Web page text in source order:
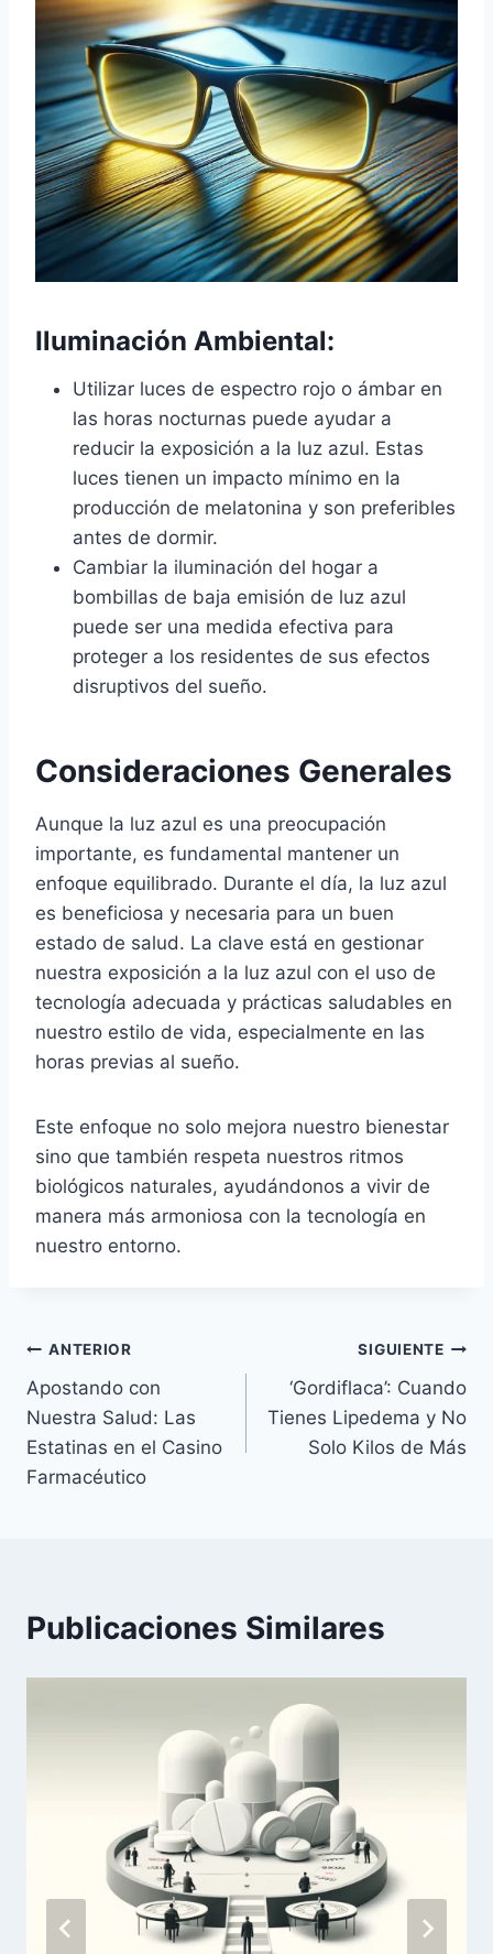
Iluminación Ambiental:
Utilizar luces de espectro rojo o ámbar en
las horas nocturnas puede ayudar a
reducir la exposición a la luz azul. Estas
luces tienen un impacto mínimo en la
producción de melatonina y son preferibles
antes de dormir.
Cambiar la iluminación del hogar a
bombillas de baja emisión de luz azul
puede ser una medida efectiva para
proteger a los residentes de sus efectos
disruptivos del sueño.
Consideraciones Generales
Aunque la luz azul es una preocupación
importante, es fundamental mantener un
enfoque equilibrado. Durante el día, la luz azul
es beneficiosa y necesaria para un buen
estado de salud. La clave está en gestionar
nuestra exposición a la luz azul con el uso de
tecnología adecuada y prácticas saludables en
nuestro estilo de vida, especialmente en las
horas previas al sueño.
Este enfoque no solo mejora nuestro bienestar
sino que también respeta nuestros ritmos
biológicos naturales, ayudándonos a vivir de
manera más armoniosa con la tecnología en
nuestro entorno.
Navegación
de
entradas
ANTERIOR
Apostando con
Nuestra Salud: Las
Estatinas en el Casino
Farmacéutico
SIGUIENTE
‘Gordiflaca’: Cuando
Tienes Lipedema y No
Solo Kilos de Más
Publicaciones Similares